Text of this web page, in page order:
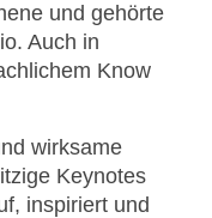
und gehörte
Auch in
Know
wirksame
Keynotes
inspiriert und